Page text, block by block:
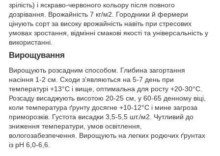
зрілість) і яскраво-червоного кольору після повного
дозрівання. Врожайність 7 кг/м2 . Городники й фермери
цінують сорт за високу врожайність навіть при стресових
умовах зростання, відмінні смакові якості та універсальність у
використанні.
Вирощування
Вирощують розсадним способом. Глибина загортання
насіння 1-2 см. Сходи з’являються на 5-7 день при
температурі +13°С і вище, оптимальна для росту +20-30°С.
Розсаду висаджують висотою 20-25 см, у 60-65 денному віці,
коли температура ґрунту досягне +10-12°С і мине загроза
приморозків. Густота висадки 3,5-5,5 шт./м2 . Чутливий до
зниження температури, умов освітлення,
вологозабезпечення. Вирощують на легких родючих ґрунтах
із рН 6,0-6,6.